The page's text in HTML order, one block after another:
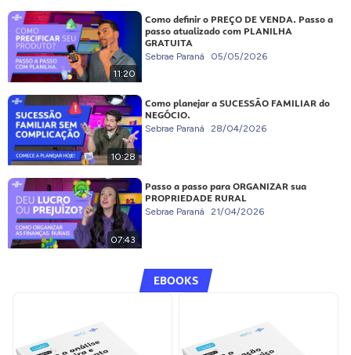
11:20
Como definir o PREÇO DE VENDA. Passo a
passo atualizado com PLANILHA
GRATUITA
Sebrae Paraná 05/05/2026
10:28
Como planejar a SUCESSÃO FAMILIAR do
NEGÓCIO.
Sebrae Paraná 28/04/2026
07:43
Passo a passo para ORGANIZAR sua
PROPRIEDADE RURAL
Sebrae Paraná 21/04/2026
EBOOKS